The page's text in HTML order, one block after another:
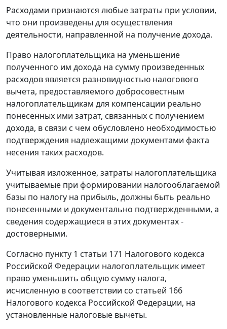
Расходами признаются любые затраты при условии,
что они произведены для осуществления
деятельности, направленной на получение дохода.
Право налогоплательщика на уменьшение
полученного им дохода на сумму произведенных
расходов является разновидностью налогового
вычета, предоставляемого добросовестным
налогоплательщикам для компенсации реально
понесенных ими затрат, связанных с получением
дохода, в связи с чем обусловлено необходимостью
подтверждения надлежащими документами факта
несения таких расходов.
Учитывая изложенное, затраты налогоплательщика
учитываемые при формировании налогооблагаемой
базы по налогу на прибыль, должны быть реально
понесенными и документально подтвержденными, а
сведения содержащиеся в этих документах -
достоверными.
Согласно пункту 1 статьи 171 Налогового кодекса
Российской Федерации налогоплательщик имеет
право уменьшить общую сумму налога,
исчисленную в соответствии со статьей 166
Налогового кодекса Российской Федерации, на
установленные налоговые вычеты.